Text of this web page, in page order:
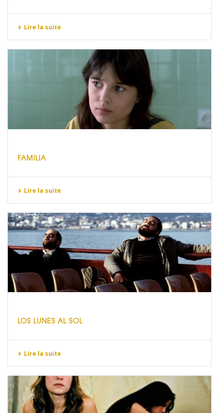
Lire la suite
FAMILIA
Lire la suite
LOS LUNES AL SOL
Lire la suite